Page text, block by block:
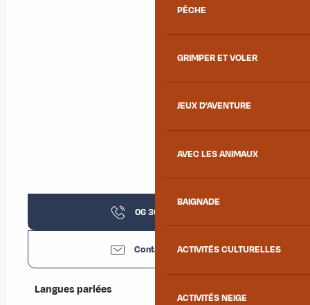
PÊCHE
GRIMPER ET VOLER
JEUX D'AVENTURE
AVEC LES ANIMAUX
BAIGNADE
ACTIVITÉS CULTURELLES
ACTIVITÉS NEIGE
06 30 65 17
Contactez-nous
Langues parlées
Langues parlées